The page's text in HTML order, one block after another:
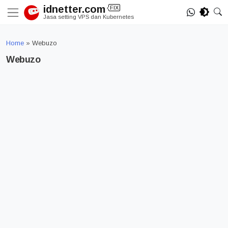
idnetter.com FIX
Jasa setting VPS dan Kubernetes
Home » Webuzo
Webuzo